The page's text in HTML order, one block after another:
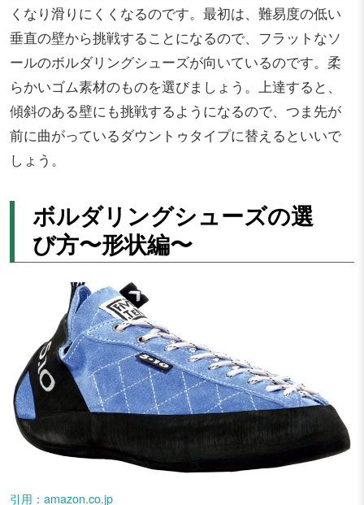
くなり滑りにくくなるのです。最初は、難易度の低い
垂直の壁から挑戦することになるので、フラットなソ
ールのボルダリングシューズが向いているのです。柔
らかいゴム素材のものを選びましょう。上達すると、
傾斜のある壁にも挑戦するようになるので、つま先が
前に曲がっているダウントゥタイプに替えるといいで
しょう。
ボルダリングシューズの選
び方〜形状編〜
引用：amazon.co.jp